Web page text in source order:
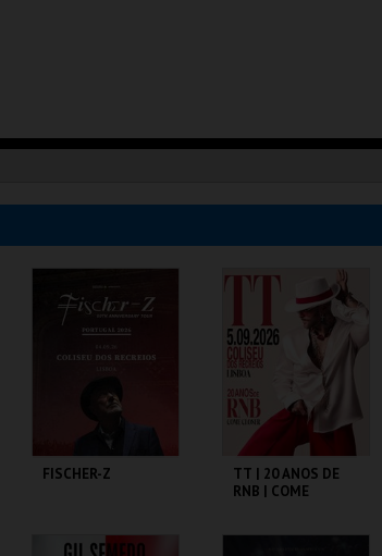
FISCHER-Z
COLISEU DE LISBOA
TT | 20 ANOS DE
RNB | COME